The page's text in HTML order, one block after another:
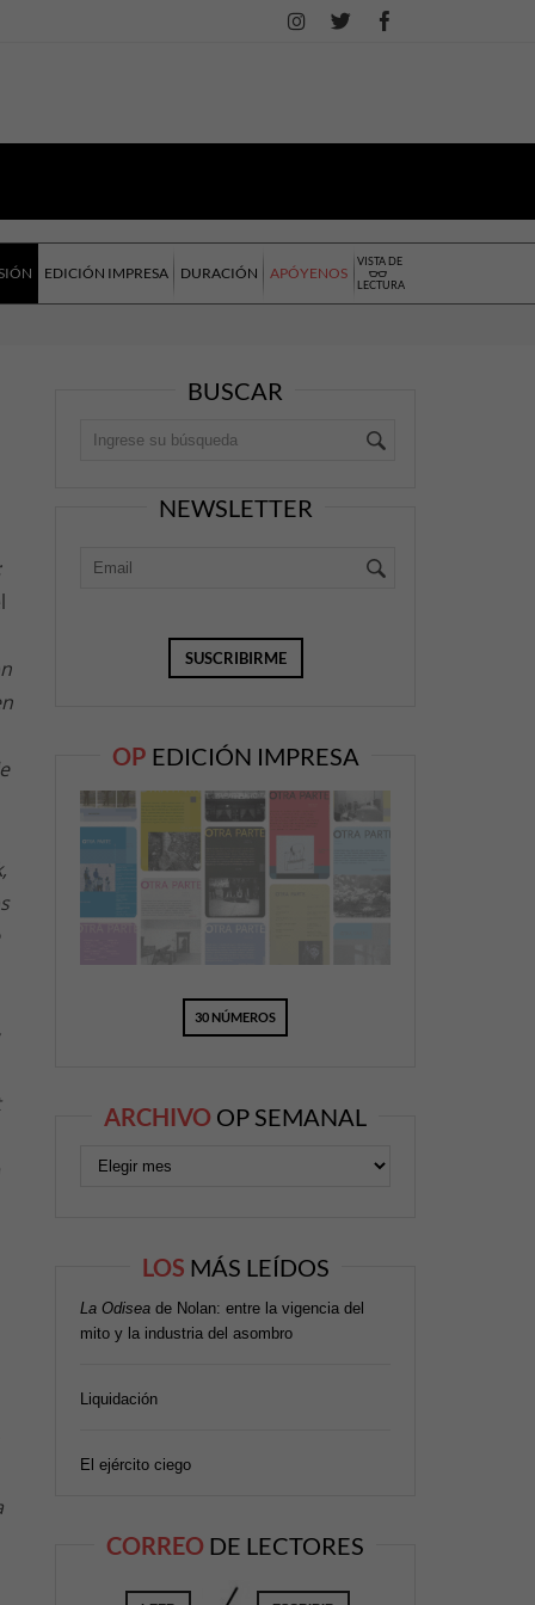
EDICIÓN IMPRESA DURACIÓN APÓYENOS
VISTA DE
LECTURA
BUSCAR
NEWSLETTER
OP EDICIÓN IMPRESA
30 NÚMEROS
ARCHIVO OP SEMANAL
LOS MÁS LEÍDOS
La Odisea de Nolan: entre la vigencia del
mito y la industria del asombro
Liquidación
El ejército ciego
CORREO DE LECTORES